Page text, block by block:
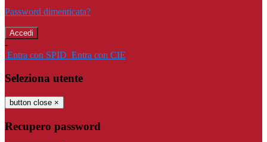
Password dimenticata?
-
Entra con SPID Entra con CIE
Seleziona utente
button close ×
Recupero password